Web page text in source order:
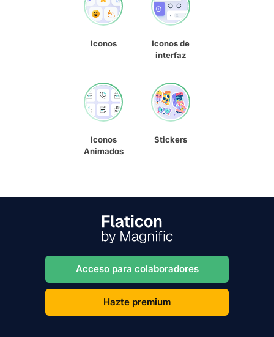
Iconos
Iconos de
interfaz
Iconos
Animados
Stickers
Acceso para colaboradores
Hazte premium